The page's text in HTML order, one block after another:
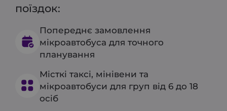
поїздок:
Попереднє замовлення
мікроавтобуса для точного
планування
Місткі таксі, мінівени та
мікроавтобуси для груп від 6 до 18
осіб